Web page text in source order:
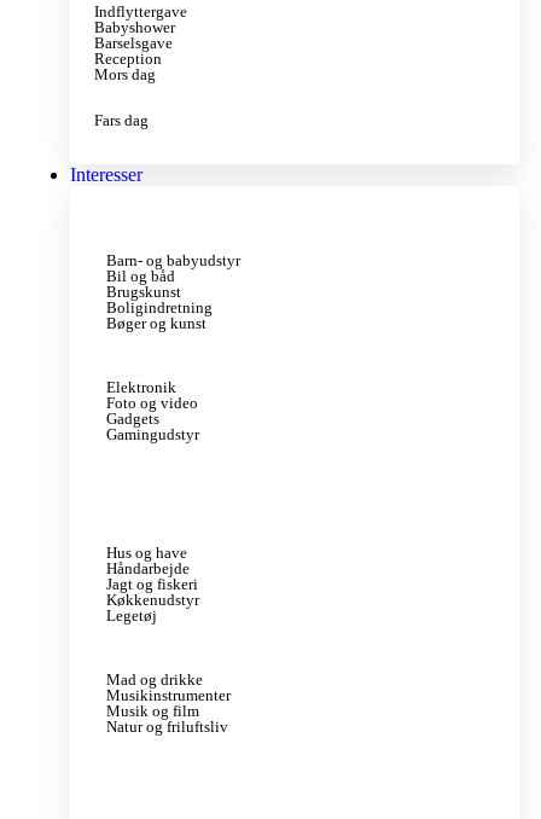
Indflyttergave
Babyshower
Barselsgave
Reception
Mors dag
Fars dag
Interesser
Barn- og babyudstyr
Bil og båd
Brugskunst
Boligindretning
Bøger og kunst
Elektronik
Foto og video
Gadgets
Gamingudstyr
Hus og have
Håndarbejde
Jagt og fiskeri
Køkkenudstyr
Legetøj
Mad og drikke
Musikinstrumenter
Musik og film
Natur og friluftsliv